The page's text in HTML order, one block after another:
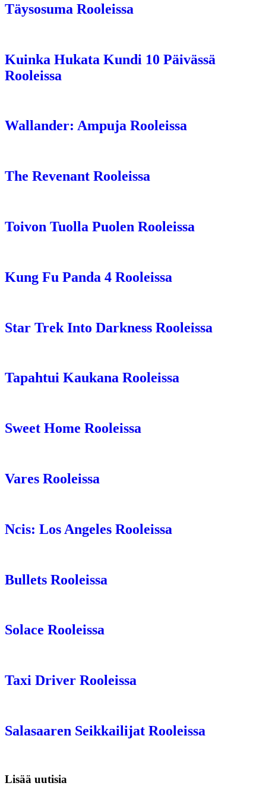
Täysosuma Rooleissa
Kuinka Hukata Kundi 10 Päivässä
Rooleissa
Wallander: Ampuja Rooleissa
The Revenant Rooleissa
Toivon Tuolla Puolen Rooleissa
Kung Fu Panda 4 Rooleissa
Star Trek Into Darkness Rooleissa
Tapahtui Kaukana Rooleissa
Sweet Home Rooleissa
Vares Rooleissa
Ncis: Los Angeles Rooleissa
Bullets Rooleissa
Solace Rooleissa
Taxi Driver Rooleissa
Salasaaren Seikkailijat Rooleissa
Lisää uutisia